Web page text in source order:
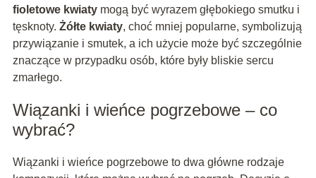
fioletowe kwiatymogą być wyrazem głębokiego smutku i
tęsknoty. Żółte kwiaty, choć mniej popularne, symbolizują
przywiązanie i smutek, a ich użycie może być szczególnie
znaczące w przypadku osób, które były bliskie sercu
zmarłego.
Wiązanki i wieńce pogrzebowe – co
wybrać?
Wiązanki i wieńce pogrzebowe to dwa główne rodzaje